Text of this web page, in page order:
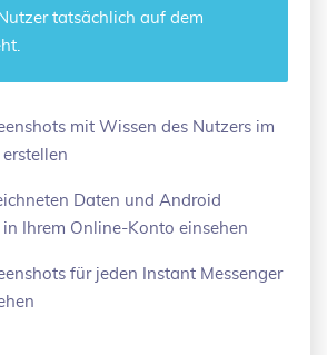
tatsächlich auf dem
mit Wissen des Nutzers im
Daten und Android
in Ihrem Online-Konto einsehen
für jeden Instant Messenger